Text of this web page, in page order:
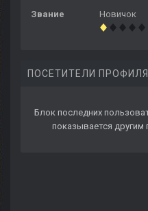
Звание Новичок
ПОСЕТИТЕЛИ ПРОФИЛЯ
Блок последних
показывается другим